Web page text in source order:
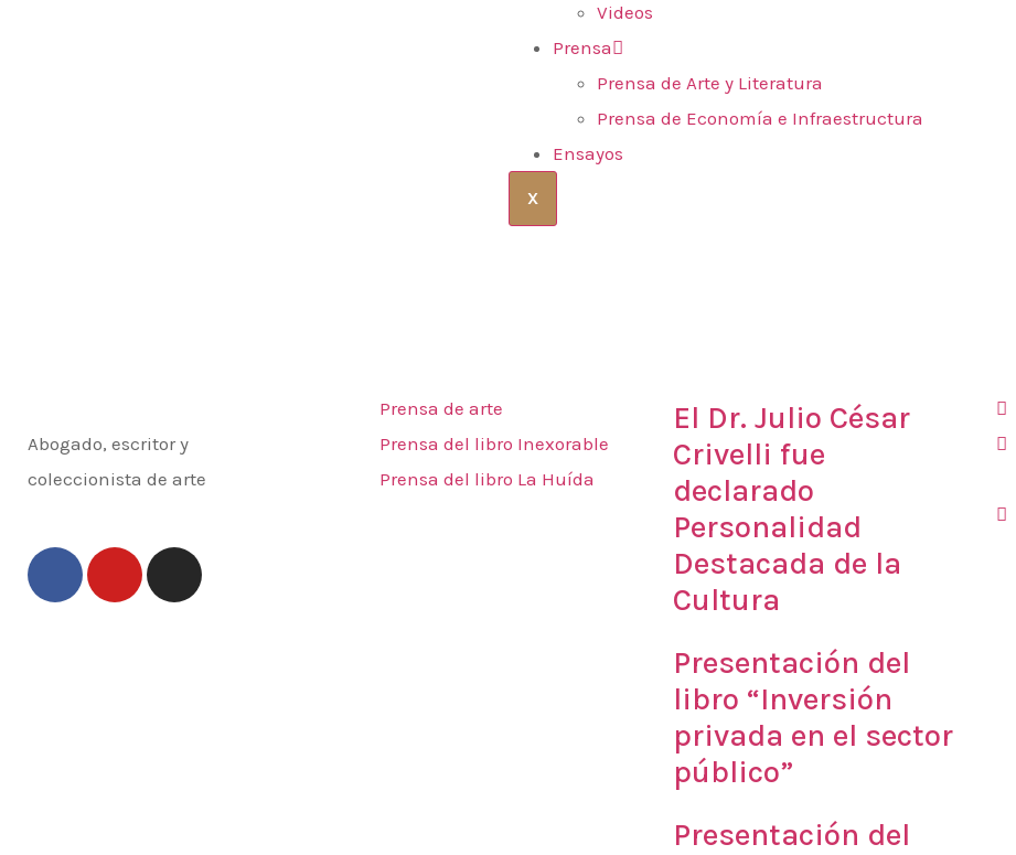
Videos
Prensa
Prensa de Arte y Literatura
Prensa de Economía e Infraestructura
Ensayos
X
Abogado, escritor y
coleccionista de arte
Prensa de arte
Prensa del libro Inexorable
Prensa del libro La Huída
El Dr. Julio César
Crivelli fue
declarado
Personalidad
Destacada de la
Cultura
Presentación del
libro “Inversión
privada en el sector
público”
Presentación del